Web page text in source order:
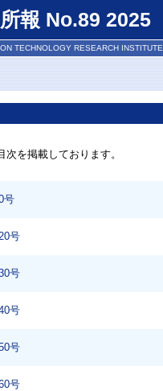
報 No.89 2025
TECHNOLOGY RESEARCH INSTITUTE
を掲載しております。
号
号
号
号
号
号